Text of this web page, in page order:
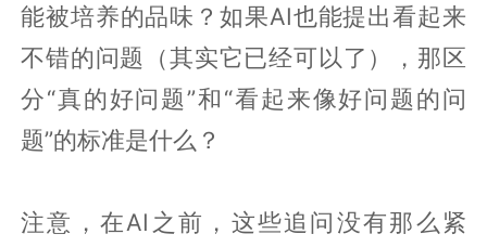
能被培养的品味？如果AI也能提出看起来
不错的问题（其实它已经可以了），那区
分“真的好问题”和“看起来像好问题的问
题”的标准是什么？
注意，在AI之前，这些追问没有那么紧